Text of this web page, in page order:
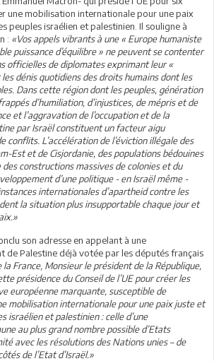
une mobilisation internationale pour une paix
peuples israélien et palestinien. Il souligne à
: «Vos appels vibrants à une « Europe humaniste
puissance d’équilibre » ne peuvent se contenter
officielles de diplomates exprimant leur «
dénis quotidiens des droits humains dont les
Dans cette région dont les peuples, génération
d’humiliation, d’injustices, de mépris et de
et l’aggravation de l’occupation et de la
par Israël constituent un facteur aigu
conflits. L’accélération de l’éviction illégale des
Est et de Cisjordanie, des populations bédouines
constructions massives de colonies et du
d’une politique - en Israël même -
internationales d’apartheid contre les
la situation plus insupportable chaque jour et
son adresse en appelant à une
de Palestine déjà votée par les députés français
la France, Monsieur le président de la République,
présidence du Conseil de l’UE pour créer les
européenne marquante, susceptible de
mobilisation internationale pour une paix juste et
israélien et palestinien : celle d’une
au plus grand nombre possible d’Etats
avec les résolutions des Nations unies – de
de l’Etat d’Israël.»